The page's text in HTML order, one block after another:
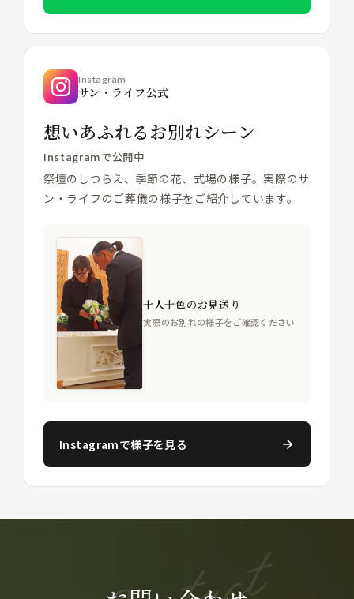
Instagram
サン・ライフ公式
想いあふれるお別れシーン
Instagramで公開中
祭壇のしつらえ、季節の花、式場の様子。実際のサ
ン・ライフのご葬儀の様子をご紹介しています。
十人十色のお見送り
実際のお別れの様子をご確認ください
Instagramで様子を見る